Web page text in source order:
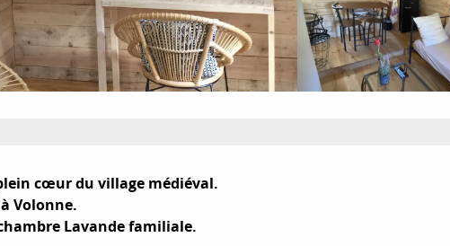
cœur du village médiéval.
Volonne.
Lavande familiale.